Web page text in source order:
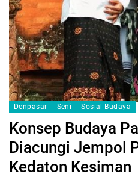
Denpasar Seni Sosial Budaya
Konsep Budaya
Diacungi Jempol
Kedaton Kesiman